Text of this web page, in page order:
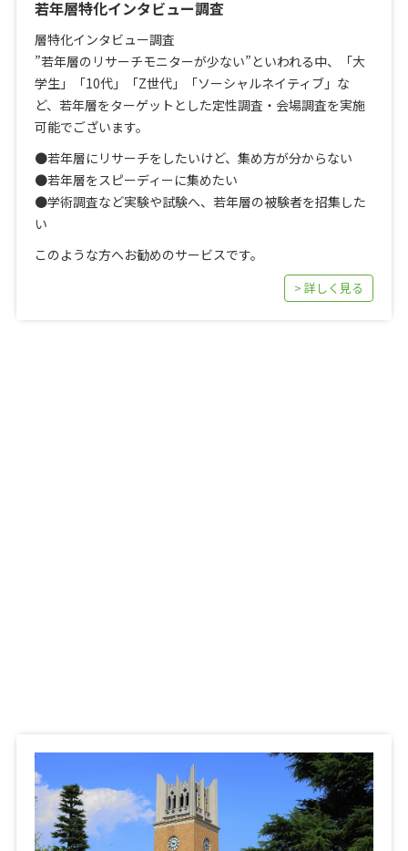
若年層特化インタビュー調査
層特化インタビュー調査
”若年層のリサーチモニターが少ない”といわれる中、「大
学生」「10代」「Z世代」「ソーシャルネイティブ」な
ど、若年層をターゲットとした定性調査・会場調査を実施
可能でございます。
●若年層にリサーチをしたいけど、集め方が分からない
●若年層をスピーディーに集めたい
●学術調査など実験や試験へ、若年層の被験者を招集した
い
このような方へお勧めのサービスです。
> 詳しく見る